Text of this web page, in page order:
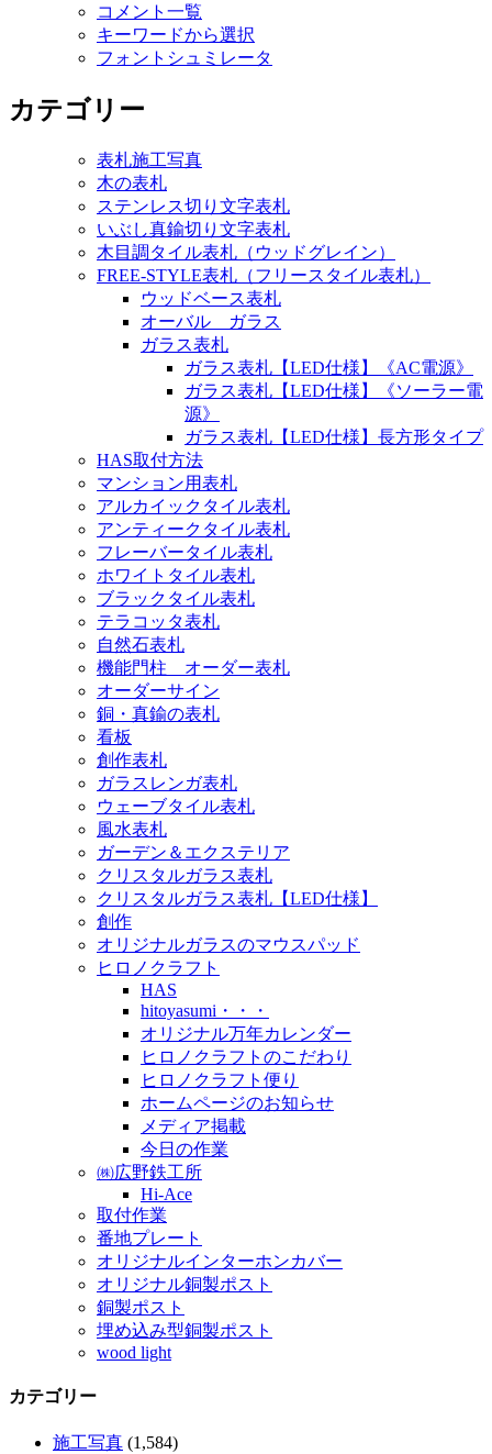
コメント一覧
キーワードから選択
フォントシュミレータ
カテゴリー
表札施工写真
木の表札
ステンレス切り文字表札
いぶし真鍮切り文字表札
木目調タイル表札（ウッドグレイン）
FREE-STYLE表札（フリースタイル表札）
ウッドベース表札
オーバル ガラス
ガラス表札
ガラス表札【LED仕様】《AC電源》
ガラス表札【LED仕様】《ソーラー電
源》
ガラス表札【LED仕様】長方形タイプ
HAS取付方法
マンション用表札
アルカイックタイル表札
アンティークタイル表札
フレーバータイル表札
ホワイトタイル表札
ブラックタイル表札
テラコッタ表札
自然石表札
機能門柱 オーダー表札
オーダーサイン
銅・真鍮の表札
看板
創作表札
ガラスレンガ表札
ウェーブタイル表札
風水表札
ガーデン＆エクステリア
クリスタルガラス表札
クリスタルガラス表札【LED仕様】
創作
オリジナルガラスのマウスパッド
ヒロノクラフト
HAS
hitoyasumi・・・
オリジナル万年カレンダー
ヒロノクラフトのこだわり
ヒロノクラフト便り
ホームページのお知らせ
メディア掲載
今日の作業
㈱広野鉄工所
Hi-Ace
取付作業
番地プレート
オリジナルインターホンカバー
オリジナル銅製ポスト
銅製ポスト
埋め込み型銅製ポスト
wood light
カテゴリー
施工写真 (1,584)